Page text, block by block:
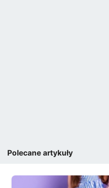
Polecane artykuły